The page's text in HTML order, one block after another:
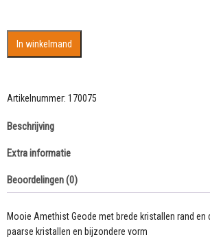
In winkelmand
Artikelnummer: 170075
Beschrijving
Extra informatie
Beoordelingen (0)
Mooie Amethist Geode met brede kristallen rand en
paarse kristallen en bijzondere vorm